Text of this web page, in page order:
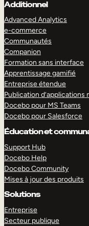
Additionnel
Advanced Analytics
e-commerce
Communautés
Companion
Formation sans interface
Apprentissage gamifié
Entreprise étendue
Publication d’applications
Docebo pour MS Teams
Docebo pour Salesforce
Éducation et
Support Hub
Docebo Help
Docebo Community
Mises à jour des produits
Solutions
Entreprise
Secteur publique